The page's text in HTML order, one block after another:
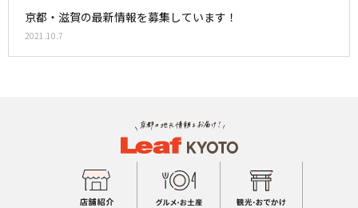
京都・滋賀の最新情報を募集しています！
2021.10.7